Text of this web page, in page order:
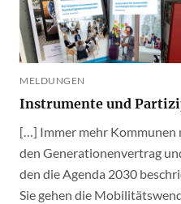
MELDUNGEN
Instrumente und
[…] Immer mehr Kommunen
den Generationenvertrag
den die Agenda 2030
Sie gehen die